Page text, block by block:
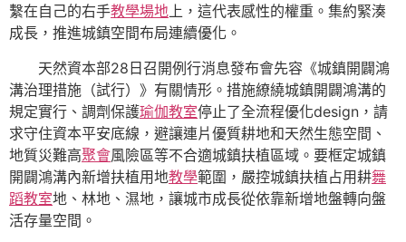
繫在自己的右手教學場地上，這代表感性的權重。集約緊湊
成長，推進城鎮空間布局連續優化。
天然資本部28日召開例行消息發布會先容《城鎮開闢鴻
溝治理措施（試行）》有關情形。措施繚繞城鎮開闢鴻溝的
規定實行、調劑保護瑜伽教室停止了全流程優化design，請
求守住資本平安底線，避讓連片優質耕地和天然生態空間、
地質災難高聚會風險區等不合適城鎮扶植區域。要框定城鎮
開闢鴻溝內新增扶植用地教學範圍，嚴控城鎮扶植占用耕舞
蹈教室地、林地、濕地，讓城市成長從依靠新增地盤轉向盤
活存量空間。